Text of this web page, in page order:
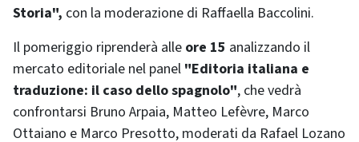
Storia", con la moderazione di Raffaella Baccolini.
Il pomeriggio riprenderà alle ore 15 analizzando il
mercato editoriale nel panel "Editoria italiana e
traduzione: il caso dello spagnolo", che vedrà
confrontarsi Bruno Arpaia, Matteo Lefèvre, Marco
Ottaiano e Marco Presotto, moderati da Rafael Lozano